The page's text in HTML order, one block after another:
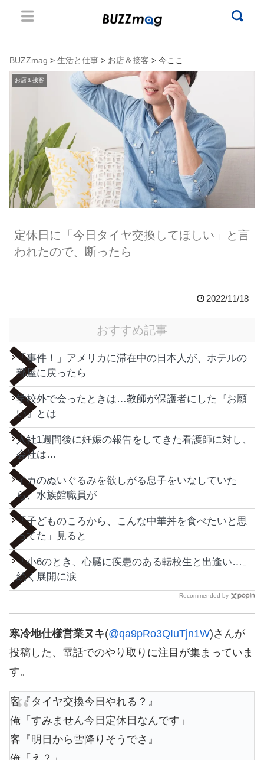
BUZZmag > 生活と仕事 > お店＆接客 > 今ここ
お店＆接客
定休日に「今日タイヤ交換してほしい」と言
われたので、断ったら
2022/11/18
おすすめ記事
「事件！」アメリカに滞在中の日本人が、ホテルの
部屋に戻ったら
学校外で会ったときは…教師が保護者にした『お願
い』とは
入社1週間後に妊娠の報告をしてきた看護師に対し、
会社は…
イカのぬいぐるみを欲しがる息子をいなしていた
ら、水族館職員が
「子どものころから、こんな中華丼を食べたいと思
ってた」見ると
「小6のとき、心臓に疾患のある転校生と出逢い…」
続く展開に涙
Recommended by
寒冷地仕様営業ヌキ(@qa9pRo3QIuTjn1W)さんが
投稿した、電話でのやり取りに注目が集まっていま
す。
客『タイヤ交換今日やれる？』
俺「すみません今日定休日なんです」
客『明日から雪降りそうでさ』